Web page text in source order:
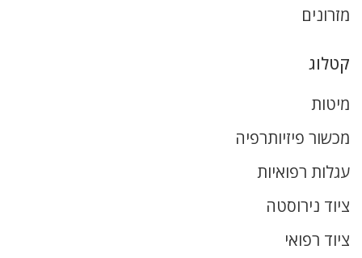
מזרונים
קטלוג
מיטות
מכשור פיזיותרפיה
עגלות רפואיות
ציוד נירוסטה
ציוד רפואי